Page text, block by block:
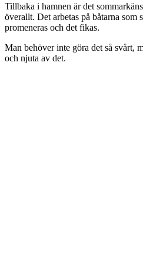
Tillbaka i hamnen är det
överallt. Det arbetas på båtarna som
promeneras och det fikas.
Man behöver inte göra det så svårt,
och njuta av det.